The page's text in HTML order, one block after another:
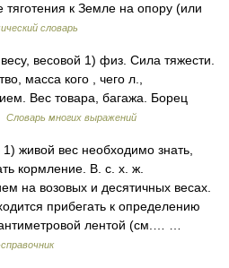
тяготения к Земле на опору (или
словарь
весовой 1) физ. Сила тяжести.
масса кого , чего л.,
Вес товара, багажа. Борец
Словарь многих выражений
живой вес необходимо знать,
кормление. В. с. х. ж.
на возовых и десятичных весах.
прибегать к определению
лентой (см.… …